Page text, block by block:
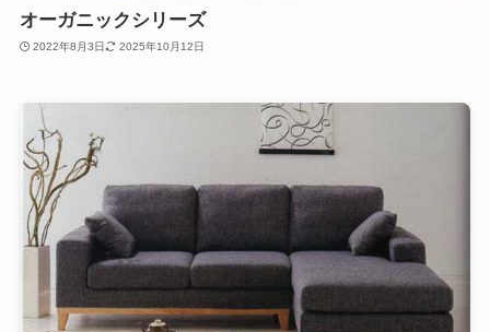
オーガニックシリーズ
2022年8月3日 2025年10月12日